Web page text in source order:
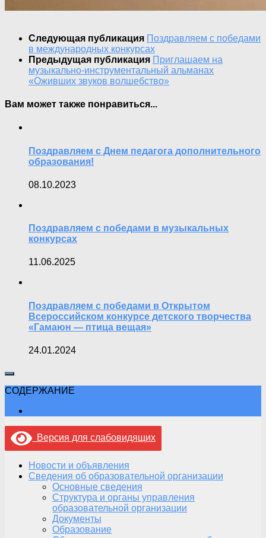
Следующая публикация Поздравляем с победами
в международных конкурсах
Предыдущая публикация Приглашаем на
музыкально-инструментальный альманах
«Оживших звуков волшебство»
Вам может также понравиться...
Поздравляем с Днем педагога дополнительного
образования!
08.10.2023
Поздравляем с победами в музыкальных
конкурсах
11.06.2025
Поздравляем с победами в Открытом
Всероссийском конкурсе детского творчества
«Гамаюн — птица вещая»
24.01.2024
СОДЕРЖАНИЕ
Версия для слабовидящих
Новости и объявления
Сведения об образовательной организации
Основные сведения
Структура и органы управления
образовательной организации
Документы
Образование